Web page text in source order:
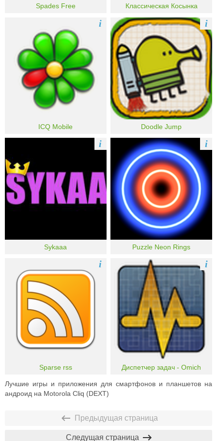
Spades Free Классическая Косынка
ICQ Mobile
i
Doodle Jump
i
Sykaaa
i
Puzzle Neon Rings
i
Sparse rss
i
Диспетчер задач - Omich
i
Лучшие игры и приложения для смартфонов и планшетов на
андроид на Motorola Cliq (DEXT)
Предыдущая страница
Следущая страница